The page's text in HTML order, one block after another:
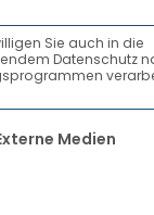
(VTL) hat
von
Sie auch in die
Datenschutz
Medien